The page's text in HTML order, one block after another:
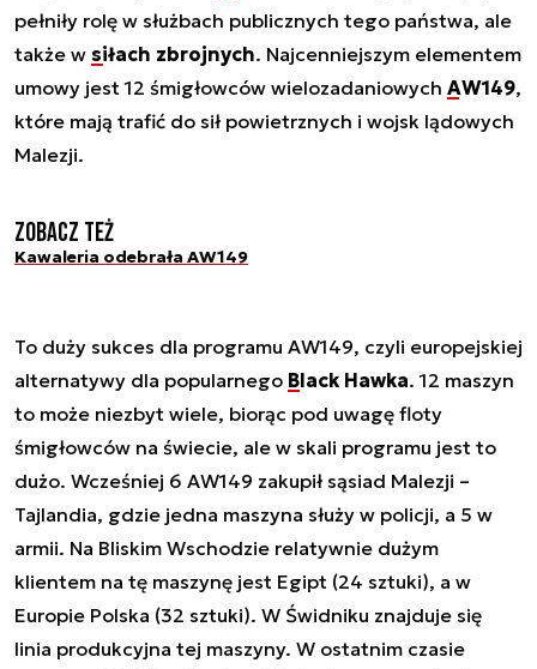
pełniły rolę w służbach publicznych tego państwa, ale
także w siłach zbrojnych. Najcenniejszym elementem
umowy jest 12 śmigłowców wielozadaniowych AW149,
które mają trafić do sił powietrznych i wojsk lądowych
Malezji.
Zobacz też
Kawaleria odebrała AW149
To duży sukces dla programu AW149, czyli europejskiej
alternatywy dla popularnego Black Hawka. 12 maszyn
to może niezbyt wiele, biorąc pod uwagę floty
śmigłowców na świecie, ale w skali programu jest to
dużo. Wcześniej 6 AW149 zakupił sąsiad Malezji –
Tajlandia, gdzie jedna maszyna służy w policji, a 5 w
armii. Na Bliskim Wschodzie relatywnie dużym
klientem na tę maszynę jest Egipt (24 sztuki), a w
Europie Polska (32 sztuki). W Świdniku znajduje się
linia produkcyjna tej maszyny. W ostatnim czasie